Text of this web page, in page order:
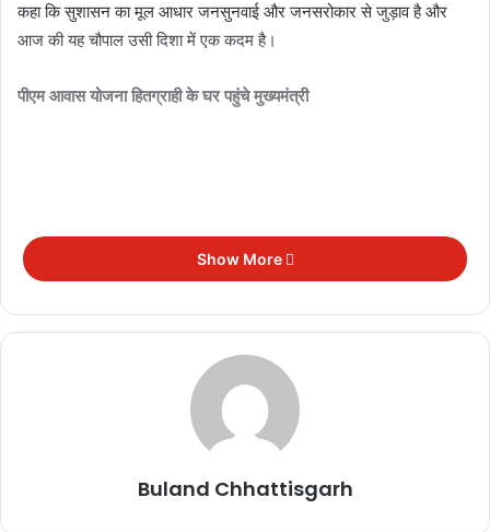
कहा कि सुशासन का मूल आधार जनसुनवाई और जनसरोकार से जुड़ाव है और
आज की यह चौपाल उसी दिशा में एक कदम है।
पीएम आवास योजना हितग्राही के घर पहुंचे मुख्यमंत्री
Show More
Buland Chhattisgarh